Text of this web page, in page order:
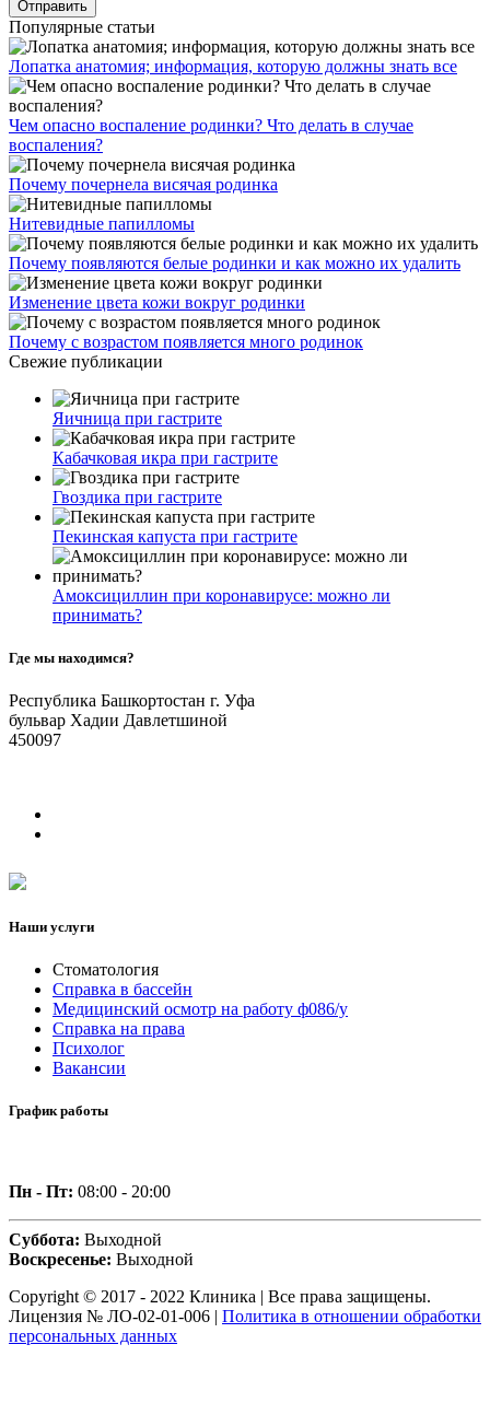
Популярные статьи
Лопатка анатомия; информация, которую должны знать все
Чем опасно воспаление родинки? Что делать в случае
воспаления?
Почему почернела висячая родинка
Нитевидные папилломы
Почему появляются белые родинки и как можно их удалить
Изменение цвета кожи вокруг родинки
Почему с возрастом появляется много родинок
Свежие публикации
Яичница при гастрите
Кабачковая икра при гастрите
Гвоздика при гастрите
Пекинская капуста при гастрите
Амоксициллин при коронавирусе: можно ли
принимать?
Где мы находимся?
Республика Башкортостан г. Уфа
бульвар Хадии Давлетшиной
450097
Наши услуги
Стоматология
Справка в бассейн
Медицинский осмотр на работу ф086/у
Справка на права
Психолог
Вакансии
График работы
Пн - Пт: 08:00 - 20:00
Суббота: Выходной
Воскресенье: Выходной
Copyright © 2017 - 2022 Клиника | Все права защищены.
Лицензия № ЛО-02-01-006 | Политика в отношении обработки
персональных данных